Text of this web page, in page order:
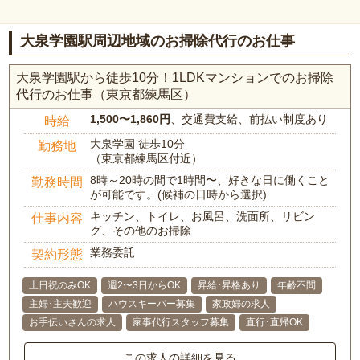
大泉学園駅周辺地域のお掃除代行のお仕事
大泉学園駅から徒歩10分！1LDKマンションでのお掃除
代行のお仕事（東京都練馬区）
時給 1,500〜1,860円、交通費支給、前払い制度あり
勤務地
大泉学園 徒歩10分
（東京都練馬区付近）
勤務時間
8時～20時の間で1時間〜、好きな日に働くこと
が可能です。(候補の日時から選択)
仕事内容
キッチン、トイレ、お風呂、洗面所、リビン
グ、その他のお掃除
契約形態 業務委託
土日祝のみOK 週2〜3日からOK 昇給･昇格あり
年齢不問
主婦･主夫歓迎
ハウスキーパー募集
家政婦の求人
お手伝いさんの求人
家事代行スタッフ募集 直行･直帰OK